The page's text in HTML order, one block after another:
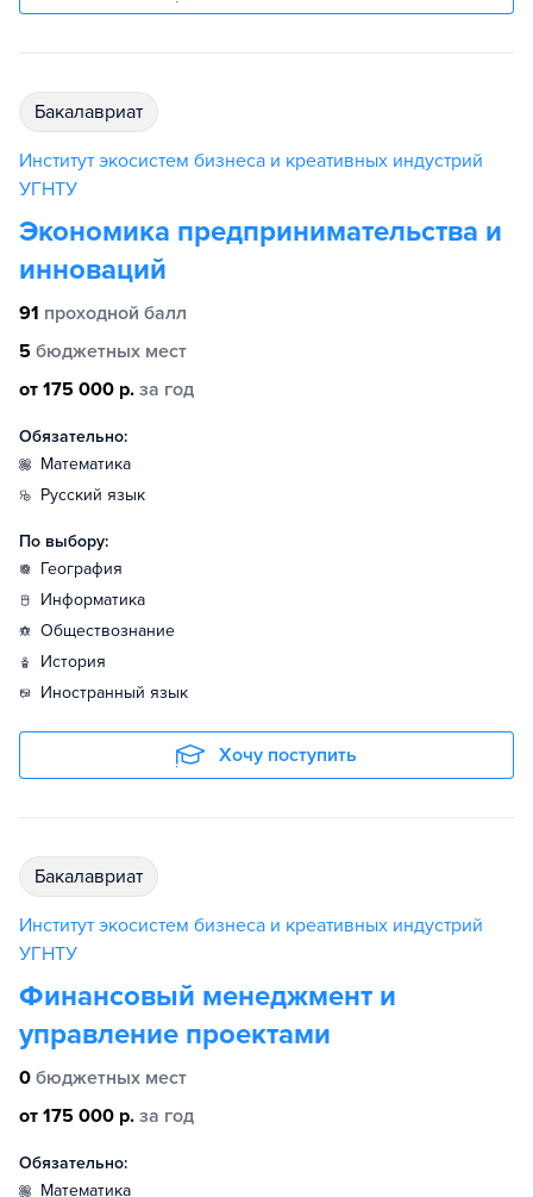
бакалавриат
Институт экосистем бизнеса и креативных индустрий
УГНТУ
Экономика предпринимательства и
инноваций
91 проходной балл
5 бюджетных мест
от 175 000 р. за год
Обязательно:
математика
русский язык
По выбору:
география
информатика
обществознание
история
иностранный язык
Хочу поступить
бакалавриат
Институт экосистем бизнеса и креативных индустрий
УГНТУ
Финансовый менеджмент и
управление проектами
0 бюджетных мест
от 175 000 р. за год
Обязательно:
математика